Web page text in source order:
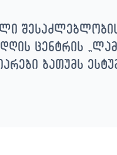
ცენტრის
ბათუმს